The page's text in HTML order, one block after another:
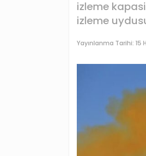
izleme
izleme
Yayınlanma Tarihi: 15